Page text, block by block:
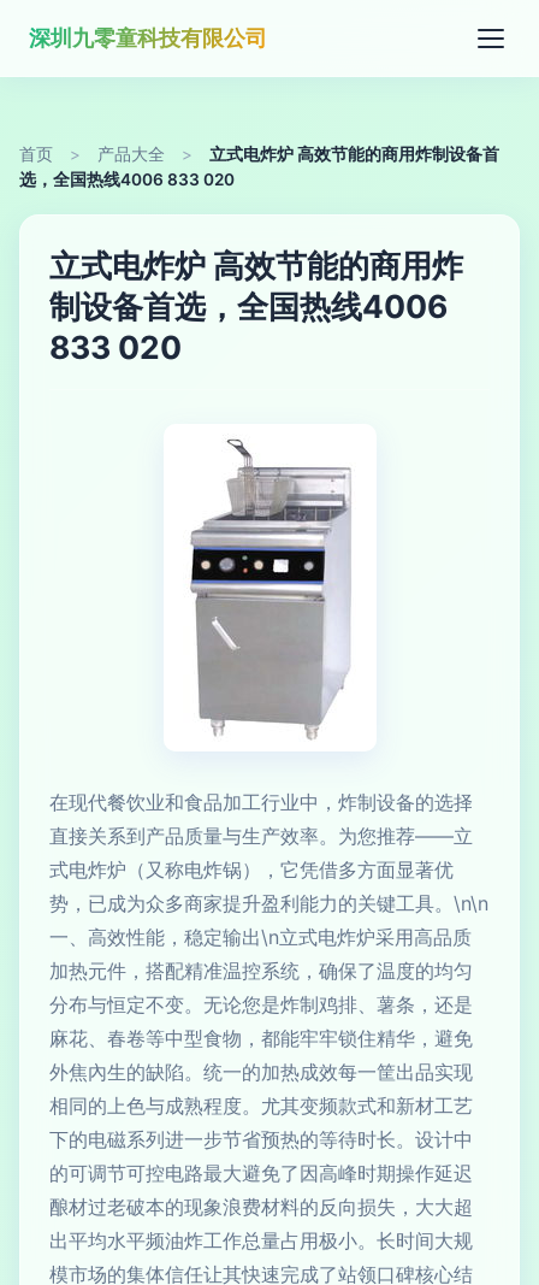
深圳九零童科技有限公司
首页 > 产品大全 >
立式电炸炉 高效节能的商用炸制设备首
选，全国热线4006 833 020
立式电炸炉 高效节能的商用炸
制设备首选，全国热线4006
833 020
在现代餐饮业和食品加工行业中，炸制设备的选择
直接关系到产品质量与生产效率。为您推荐——立
式电炸炉（又称电炸锅），它凭借多方面显著优
势，已成为众多商家提升盈利能力的关键工具。\n\n
一、高效性能，稳定输出\n立式电炸炉采用高品质
加热元件，搭配精准温控系统，确保了温度的均匀
分布与恒定不变。无论您是炸制鸡排、薯条，还是
麻花、春卷等中型食物，都能牢牢锁住精华，避免
外焦內生的缺陷。统一的加热成效每一筐出品实现
相同的上色与成熟程度。尤其变频款式和新材工艺
下的电磁系列进一步节省预热的等待时长。设计中
的可调节可控电路最大避免了因高峰时期操作延迟
酿材过老破本的现象浪费材料的反向损失，大大超
出平均水平频油炸工作总量占用极小。长时间大规
模市场的集体信任让其快速完成了站领口碑核心结